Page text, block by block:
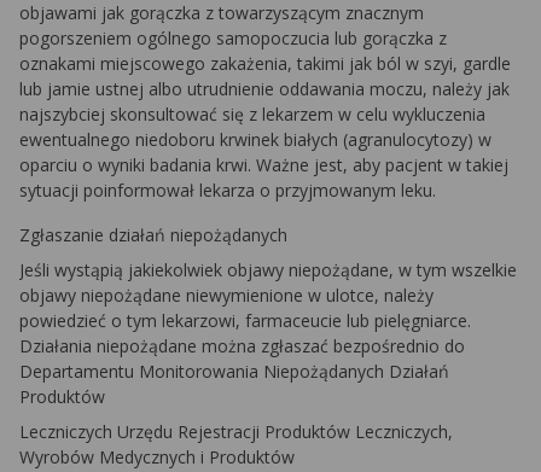
objawami jak gorączka z towarzyszącym znacznym
pogorszeniem ogólnego samopoczucia lub gorączka z
oznakami miejscowego zakażenia, takimi jak ból w szyi, gardle
lub jamie ustnej albo utrudnienie oddawania moczu, należy jak
najszybciej skonsultować się z lekarzem w celu wykluczenia
ewentualnego niedoboru krwinek białych (agranulocytozy) w
oparciu o wyniki badania krwi. Ważne jest, aby pacjent w takiej
sytuacji poinformował lekarza o przyjmowanym leku.
Zgłaszanie działań niepożądanych
Jeśli wystąpią jakiekolwiek objawy niepożądane, w tym wszelkie
objawy niepożądane niewymienione w ulotce, należy
powiedzieć o tym lekarzowi, farmaceucie lub pielęgniarce.
Działania niepożądane można zgłaszać bezpośrednio do
Departamentu Monitorowania Niepożądanych Działań
Produktów
Leczniczych Urzędu Rejestracji Produktów Leczniczych,
Wyrobów Medycznych i Produktów